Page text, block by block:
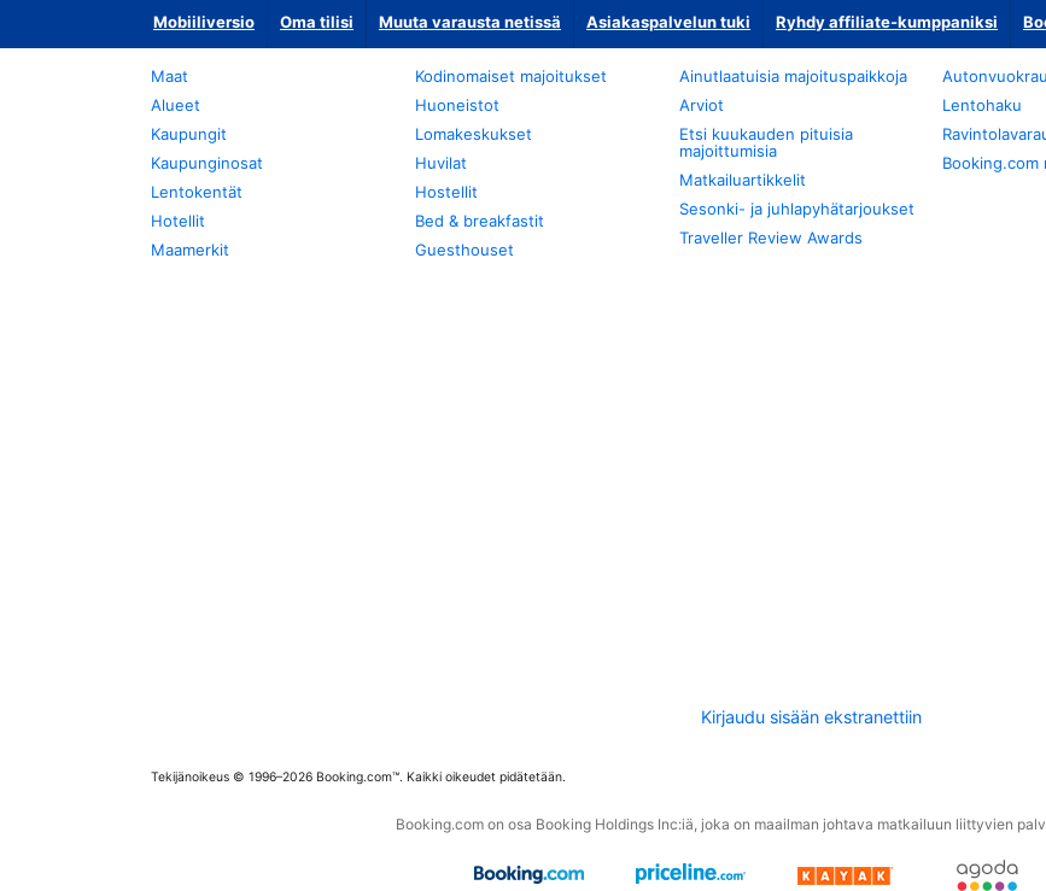
Mobiiliversio Oma tilisi Muuta varausta netissä Asiakaspalvelun tuki Ryhdy affiliate-kumppaniksi
Maat
Alueet
Kaupungit
Kaupunginosat
Lentokentät
Hotellit
Maamerkit
Kodinomaiset majoitukset
Huoneistot
Lomakeskukset
Huvilat
Hostellit
Bed & breakfastit
Guesthouset
Ainutlaatuisia majoituspaikkoja
Arviot
Etsi kuukauden pituisia
majoittumisia
Matkailuartikkelit
Sesonki- ja juhlapyhätarjoukset
Traveller Review Awards
Lentohaku
Booking.com
Kirjaudu sisään ekstranettiin
Tekijänoikeus © 1996–2026 Booking.com™. Kaikki oikeudet pidätetään.
Booking.com on osa Booking Holdings Inc:iä, joka on maailman johtava matkailuun liittyvien